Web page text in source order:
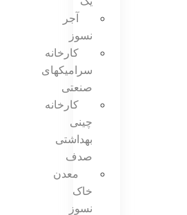
آجر
نسوز
کارخانه
سرامیکهای
صنعتی
کارخانه
چینی
بهداشتی
صدف
معدن
خاک
نسوز